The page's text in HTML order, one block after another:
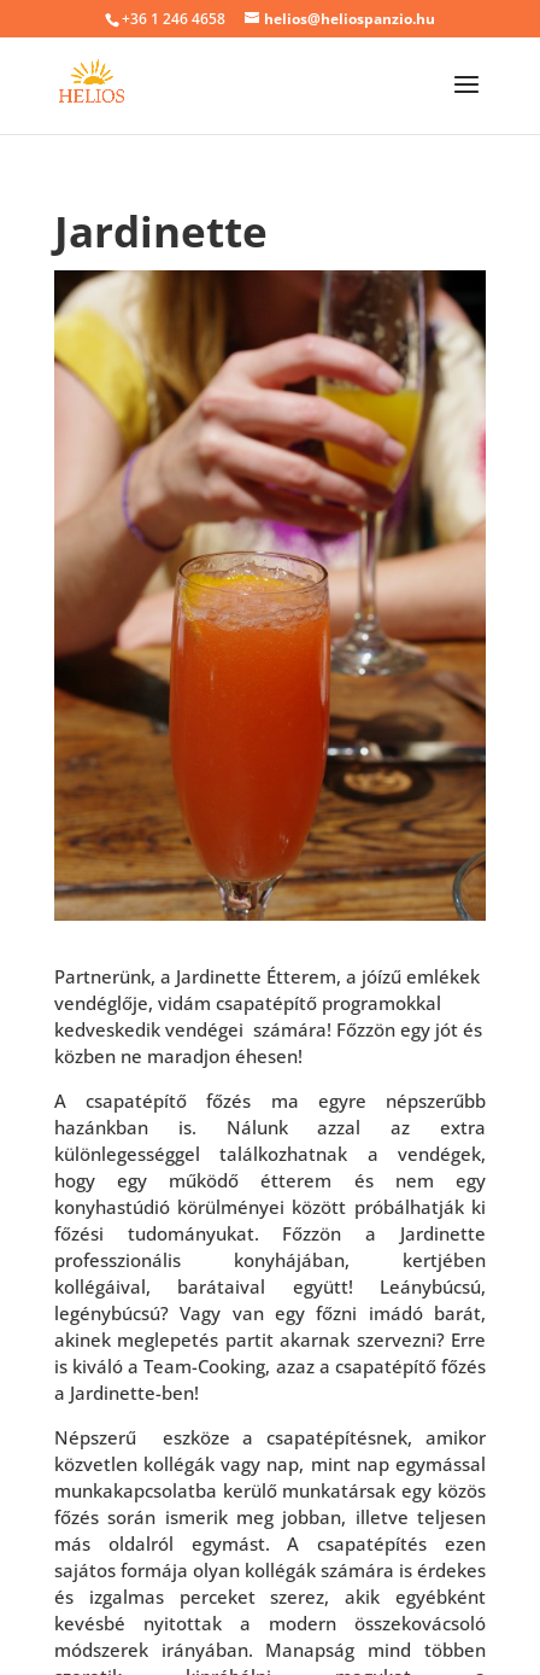
+36 1 246 4658 helios@heliospanzio.hu
Jardinette
Partnerünk, a Jardinette Étterem, a jóízű emlékek
vendéglője, vidám csapatépítő programokkal
kedveskedikvendégei számára! Főzzön egy jót és
közben ne maradjon éhesen!
A csapatépítő főzés ma egyre népszerűbb
hazánkban is. Nálunk azzal az extra
különlegességgel találkozhatnak a vendégek,
hogy egy működő étterem és nem egy
konyhastúdió körülményei között próbálhatják ki
főzési tudományukat. Főzzön a Jardinette
professzionális konyhájában, kertjében
kollégáival, barátaival együtt! Leánybúcsú,
legénybúcsú? Vagy van egy főzni imádó barát,
akinek meglepetés partit akarnak szervezni? Erre
is kiváló a Team-Cooking, azaz a csapatépítő főzés
a Jardinette-ben!
Népszerű eszköze a csapatépítésnek, amikor
közvetlen kollégák vagy nap, mint nap egymással
munkakapcsolatba kerülő munkatársak egy közös
főzés során ismerik meg jobban, illetve teljesen
más oldalról egymást. A csapatépítés ezen
sajátos formája olyan kollégák számára is érdekes
és izgalmas perceket szerez, akik egyébként
kevésbé nyitottak a modern összekovácsoló
módszerek irányában. Manapság mind többen